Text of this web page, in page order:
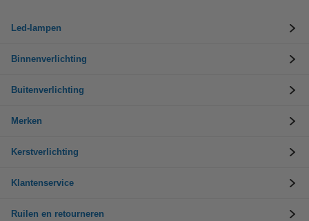
Led-lampen
Binnenverlichting
Buitenverlichting
Merken
Kerstverlichting
Klantenservice
Ruilen en retourneren